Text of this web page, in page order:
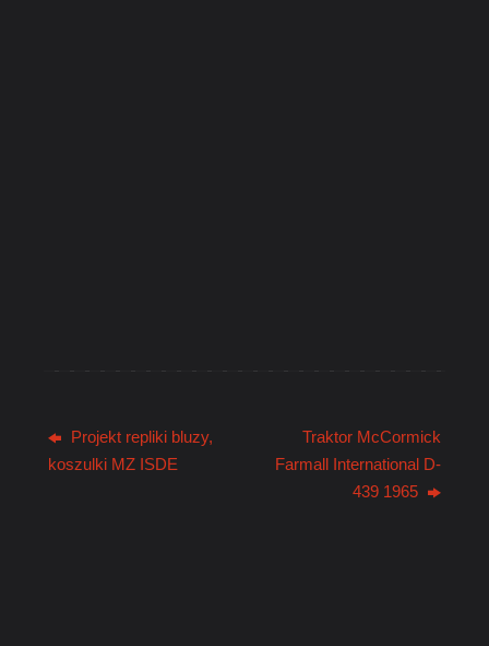
Projekt repliki bluzy,
koszulki MZ ISDE
Traktor McCormick
Farmall International D-
439 1965